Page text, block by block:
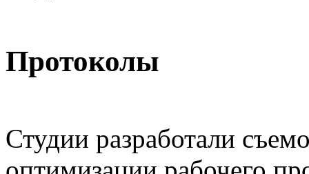
Протоколы
Студии разработали